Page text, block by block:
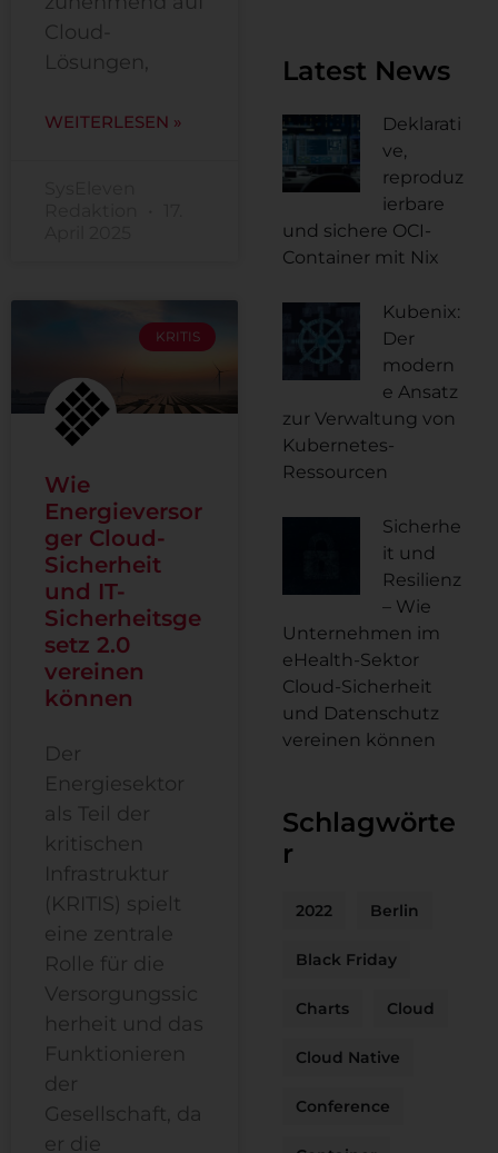
Cloud-
Lösungen,
WEITERLESEN »
KRITIS
Wie
Energieversor
ger Cloud-
Sicherheit
und IT-
Sicherheitsge
setz 2.0
vereinen
können
Der
Energiesektor
als Teil der
kritischen
Infrastruktur
(KRITIS) spielt
eine zentrale
Rolle für die
Versorgungssic
herheit und das
Funktionieren
der
Gesellschaft, da
er die
Latest News
Deklarati
ve,
reproduz
ierbare
und sichere OCI-
Container mit Nix
Kubenix:
Der
modern
e Ansatz
zur Verwaltung von
Kubernetes-
Ressourcen
Sicherhe
it und
Resilienz
– Wie
Unternehmen im
eHealth-Sektor
Cloud-Sicherheit
und Datenschutz
vereinen können
Schlagwörte
r
2022 Berlin
Black Friday
Charts Cloud
Cloud Native
Conference